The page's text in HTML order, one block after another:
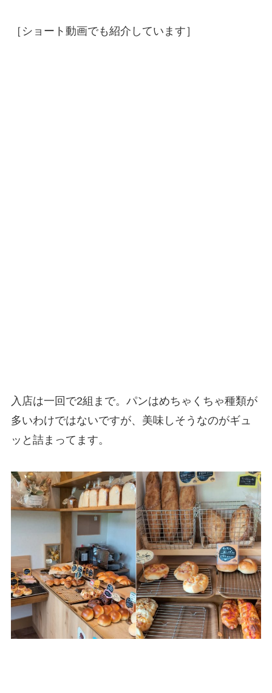
［ショート動画でも紹介しています］
入店は一回で2組まで。パンはめちゃくちゃ種類が
多いわけではないですが、美味しそうなのがギュ
ッと詰まってます。